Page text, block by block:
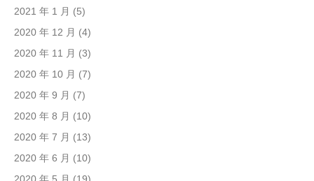
2021 年 1 月 (5)
2020 年 12 月 (4)
2020 年 11 月 (3)
2020 年 10 月 (7)
2020 年 9 月 (7)
2020 年 8 月 (10)
2020 年 7 月 (13)
2020 年 6 月 (10)